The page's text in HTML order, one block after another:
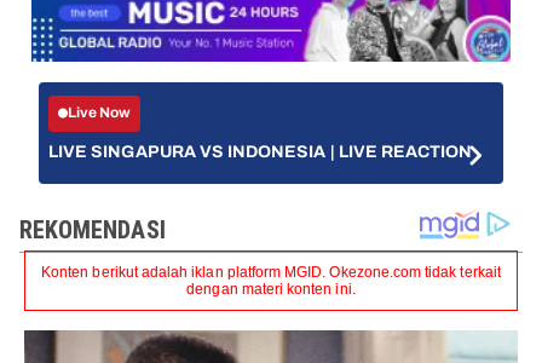
Live Now
LIVE SINGAPURA VS INDONESIA | LIVE REACTION